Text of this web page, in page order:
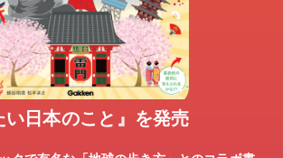
い日本のこと』を発売